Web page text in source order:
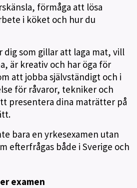
förmåga att lösa
i köket och hur du
dig som gillar att laga mat, vill
är kreativ och har öga för
att jobba självständigt och i
för råvaror, tekniker och
presentera dina maträtter på
bara en yrkesexamen utan
efterfrågas både i Sverige och
examen